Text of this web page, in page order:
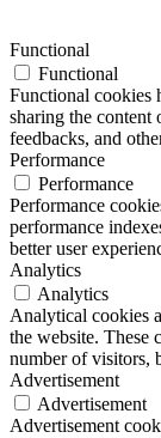
Functional
Functional
Functional cookies
sharing the content
feedbacks, and
Performance
Performance
Performance
performance
better user
Analytics
Analytics
Analytical cookies
the website. These
number of visitors,
Advertisement
Advertisement
Advertisement